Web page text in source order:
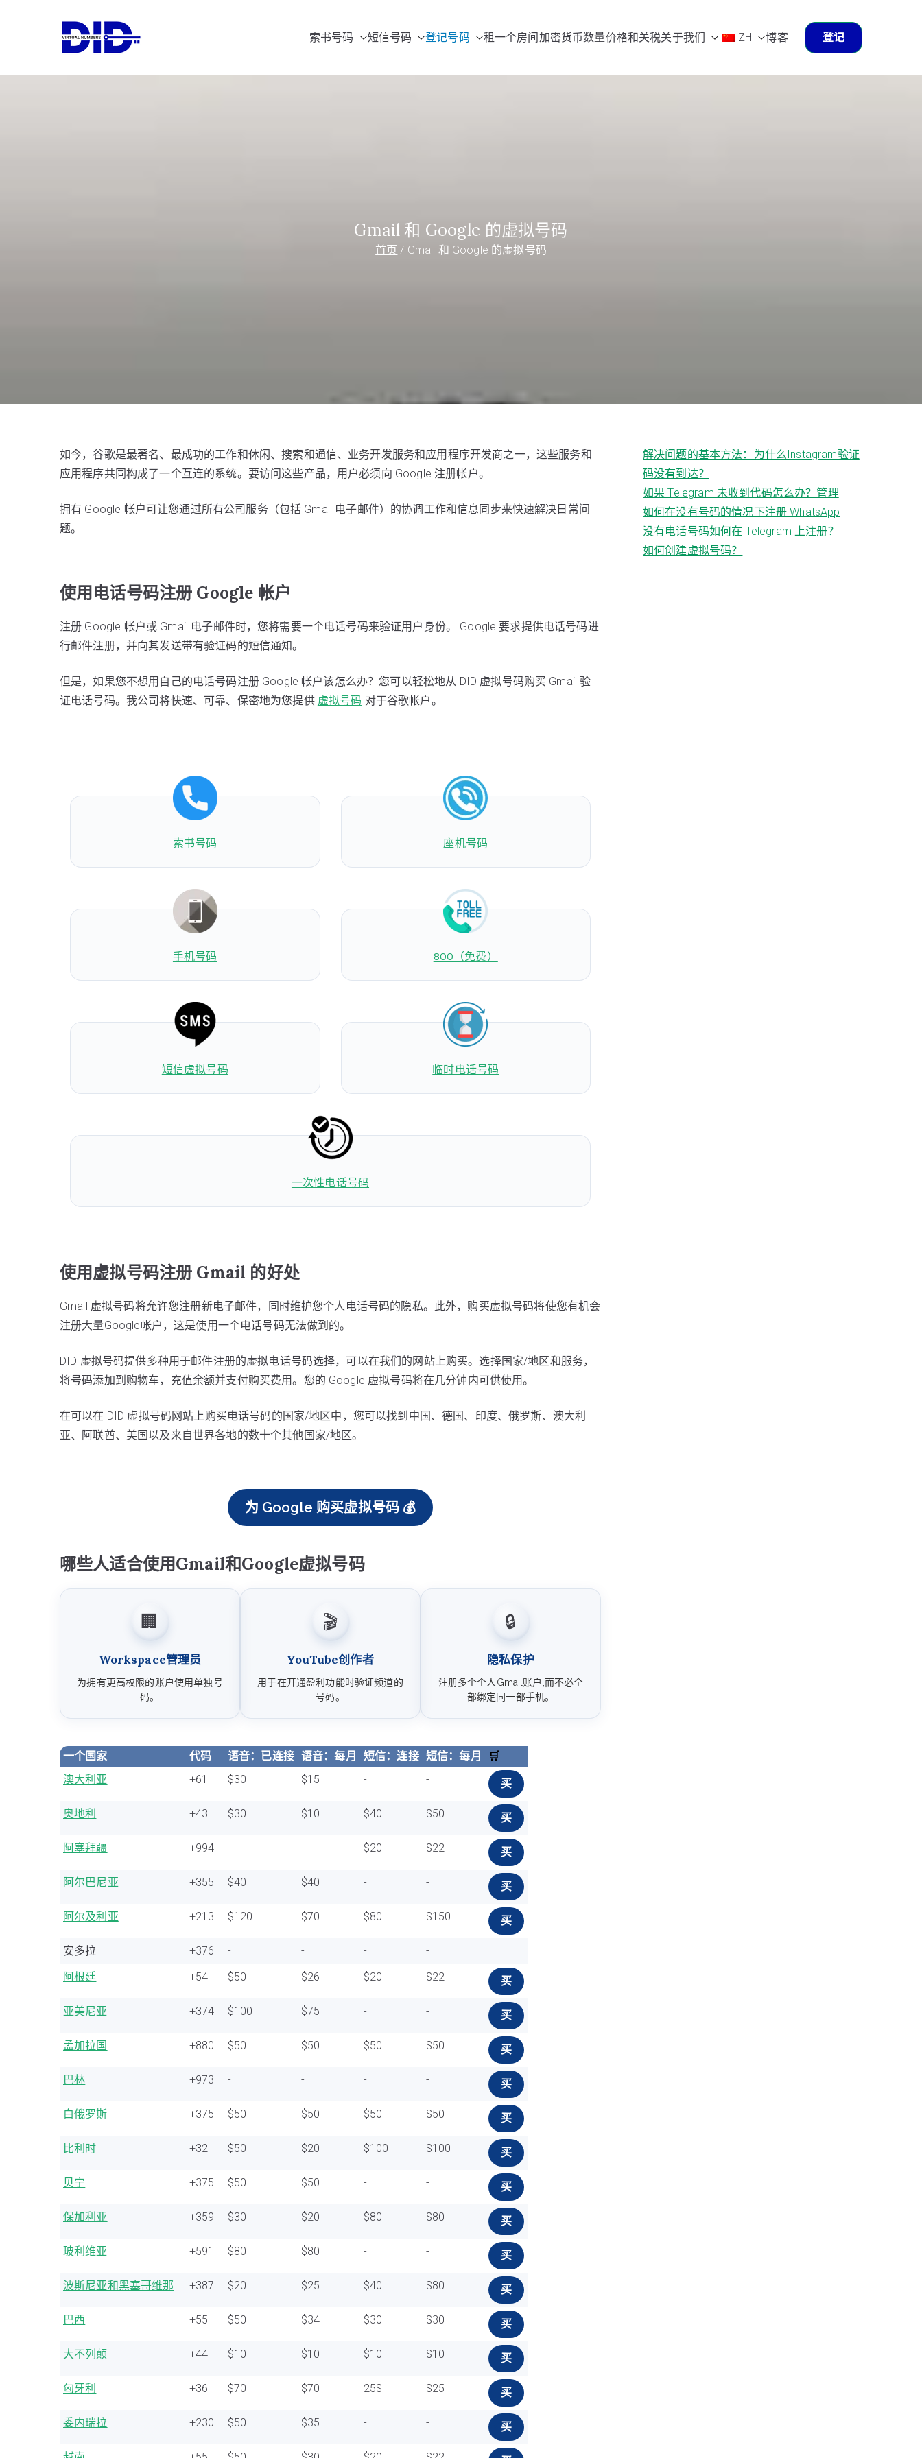
索书号码 短信号码 登记号码 租一个房间加密货币数量价格和关税关于我们 ZH 博客 登记
Gmail 和 Google 的虚拟号码
首页 Gmail 和 Google 的虚拟号码
如今，谷歌是最著名、最成功的工作和休闲、搜索和通信、业务开发服务和应用程序开发商之一，这些服务和
应用程序共同构成了一个互连的系统。要访问这些产品，用户必须向 Google 注册帐户。
拥有 Google 帐户可让您通过所有公司服务（包括 Gmail 电子邮件）的协调工作和信息同步来快速解决日常问
题。
使用电话号码注册 Google 帐户
注册 Google 帐户或 Gmail 电子邮件时，您将需要一个电话号码来验证用户身份。 Google 要求提供电话号码进
行邮件注册，并向其发送带有验证码的短信通知。
但是，如果您不想用自己的电话号码注册 Google 帐户该怎么办？您可以轻松地从 DID 虚拟号码购买 Gmail 验
证电话号码。我公司将快速、可靠、保密地为您提供 虚拟号码 对于谷歌帐户。
索书号码 座机号码
手机号码 800（免费）
短信虚拟号码 临时电话号码
一次性电话号码
使用虚拟号码注册 Gmail 的好处
Gmail 虚拟号码将允许您注册新电子邮件，同时维护您个人电话号码的隐私。此外，购买虚拟号码将使您有机会
注册大量Google帐户，这是使用一个电话号码无法做到的。
DID 虚拟号码提供多种用于邮件注册的虚拟电话号码选择，可以在我们的网站上购买。选择国家/地区和服务，
将号码添加到购物车，充值余额并支付购买费用。您的 Google 虚拟号码将在几分钟内可供使用。
在可以在 DID 虚拟号码网站上购买电话号码的国家/地区中，您可以找到中国、德国、印度、俄罗斯、澳大利
亚、阿联酋、美国以及来自世界各地的数十个其他国家/地区。
为 Google 购买虚拟号码 💰
哪些人适合使用Gmail和Google虚拟号码
🏢
Workspace管理员
为拥有更高权限的账户使用单独号
码。
🎬
YouTube创作者
用于在开通盈利功能时验证频道的
号码。
🔒
隐私保护
注册多个个人Gmail账户,而不必全
部绑定同一部手机。
一个国家 代码 语音：已连接 语音：每月 短信：连接 短信：每月
🛒
澳大利亚
+61 $30 $15 - - 买
奥地利 +43 $30 $10 $40 $50 买
阿塞拜疆 +994 - - $20 $22 买
阿尔巴尼亚 +355 $40 $40 - - 买
阿尔及利亚 +213 $120 $70 $80 $150 买
安多拉 +376 - - -
-
阿根廷
+54 $50 $26 $20 $22 买
亚美尼亚 +374 $100 $75 - - 买
孟加拉国 +880 $50 $50 $50 $50 买
巴林 +973 - - - - 买
白俄罗斯 +375 $50 $50 $50 $50 买
比利时 +32 $50 $20 $100 $100 买
贝宁 +375 $50 $50 - - 买
保加利亚 +359 $30 $20 $80 $80 买
玻利维亚 +591 $80 $80 - - 买
波斯尼亚和黑塞哥维那 +387 $20 $25 $40 $80 买
巴西 +55 $50 $34 $30 $30 买
大不列颠 +44 $10 $10 $10 $10 买
匈牙利 +36 $70 $70 25$ $25 买
委内瑞拉 +230 $50 $35 - - 买
解决问题的基本方法：为什么Instagram验证
码没有到达？
如果 Telegram 未收到代码怎么办？管理
如何在没有号码的情况下注册 WhatsApp
没有电话号码如何在 Telegram 上注册？
如何创建虚拟号码？